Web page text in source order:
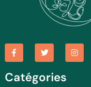
Catégories